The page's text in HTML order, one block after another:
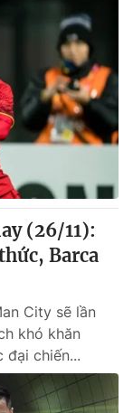
(26/11):
Barca
City sẽ lần
khó khăn
chiến...